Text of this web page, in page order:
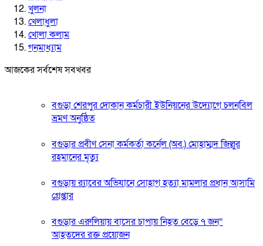
খুলনা
খেলাধুলা
খোলা কলাম
গনমাধ্যাম
আজকের সর্বশেষ সবখবর
বগুড়া শেরপুর দোকান কর্মচারী ইউনিয়নের উদ্যোগে চলনবিল
ভ্রমণ অনুষ্ঠিত
বগুড়ার প্রবীণ সেনা কর্মকর্তা কর্নেল (অব.) মোহাম্মদ জিল্লুর
রহমানের মৃত্যু
‎বগুড়ায় র‍্যাবের অভিযানে সোহাগ হত্যা মামলার প্রধান আসামি
গ্রেপ্তার
বগুড়ার এরুলিয়ায় বাসের চাপায় নিহত বেড়ে ৭ জন”
আহতদের রক্ত প্রয়োজন